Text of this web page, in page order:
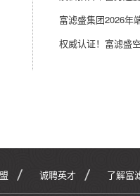
富滤盛集团2026年
诚聘英才 了解富